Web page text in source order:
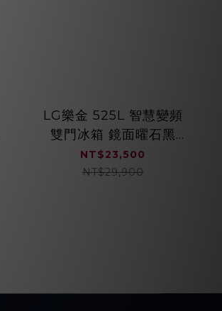
LG樂金 525L 智慧變頻
雙門冰箱 鏡面曜石黑
GN-HL567GBN
NT$23,500
NT$29,900